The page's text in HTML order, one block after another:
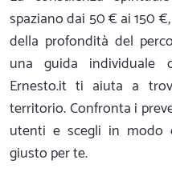
spaziano dai 50 € ai 150
della profondità del
una guida individuale
Ernesto.it ti aiuta a
territorio. Confronta i
utenti e scegli in modo
giusto per te.